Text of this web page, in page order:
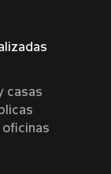
casas
oficinas